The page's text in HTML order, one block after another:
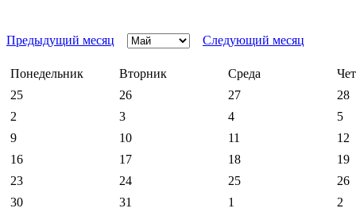
Предыдущий месяц Следующий месяц
Понедельник Вторник Среда
25
26 27
28
2
3 4
5
9
10 11
12
16
17 18
19
23
24 25
26
30
31 1 2